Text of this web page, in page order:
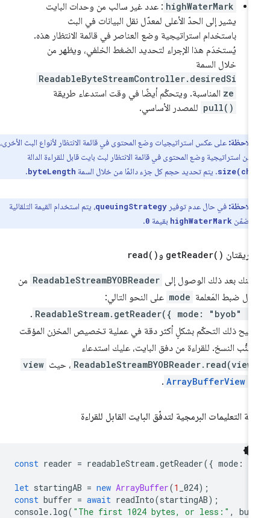
highWaterMark : عدد غير سالب من وحدات البايت
يشير إلى الحدّ الأعلى لمعدّل نقل البيانات في البث
باستخدام استراتيجية وضع العناصر في قائمة الانتظار هذه.
يُستخدَم هذا الإجراء لتحديد الضغط الخلفي، ويظهر من
خلال السمة
ReadableByteStreamController.desiredSi
المناسبة. ويتحكّم أيضًا في وقت استدعاء طريقة
pull() للمصدر الأساسي.
ملاحظة:على عكس استراتيجيات وضع المحتوى في قائمة الانتظار لأنواع البث الأخرى،
استراتيجية وضع المحتوى في قائمة الانتظار لبث بايت قابل للقراءة الدالة
. يتم تحديد حجم كل جزء دائمًا من خلال السمةbyteLength
.
ملاحظة:في حال عدم توفيرqueuingStrategy، يتم استخدام القيمة التلقائية
تتضمّنhighWaterMarkبقيمة0
.
getReader() و read()
بعد ذلك الوصول إلى ReadableStreamBYOBReader من
ضبط المَعلمة mode على النحو التالي:
ReadableStream.getReader({ mode: "byob"
.
ذلك التحكّم بشكلٍ أكثر دقة في عملية تخصيص المخزن المؤقت
النسخ. للقراءة من دفق البايت، عليك استدعاء
، حيث view
ArrayBufferView
.
التعليمات البرمجية لتدفّق البايت القابل للقراءة
const reader = readableStream.getReader ({ mode
let startingAB = new ArrayBuffer (1_024
const buffer = await readInto(startingAB
console.log("The first 1024 bytes, or less:",